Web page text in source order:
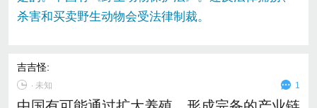
杀害和买卖野生动物会受法律制裁。
吉吉怪:
∙ 未知 1